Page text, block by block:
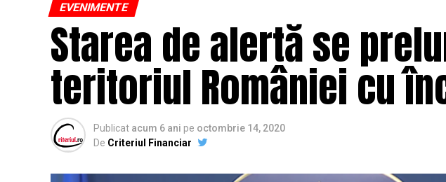
EVENIMENTE
Starea de alertă se
teritoriul României cu
Publicat acum 6 ani pe octombrie 14, 2020
De Criteriul Financiar